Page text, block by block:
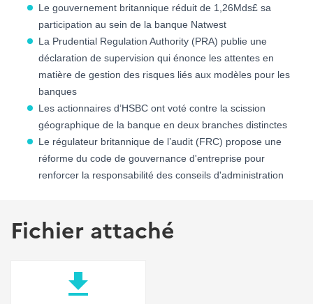
Le gouvernement britannique réduit de 1,26Mds£ sa
participation au sein de la banque Natwest
La Prudential Regulation Authority (PRA) publie une
déclaration de supervision qui énonce les attentes en
matière de gestion des risques liés aux modèles pour les
banques
Les actionnaires d’HSBC ont voté contre la scission
géographique de la banque en deux branches distinctes
Le régulateur britannique de l’audit (FRC) propose une
réforme du code de gouvernance d'entreprise pour
renforcer la responsabilité des conseils d'administration
Fichier attaché
file_download